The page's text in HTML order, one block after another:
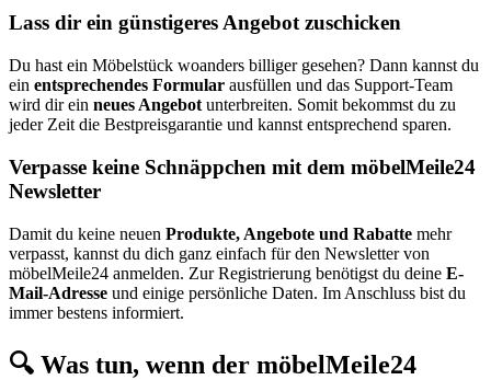
Lass dir ein günstigeres Angebot zuschicken
Du hast ein Möbelstück woanders billiger gesehen? Dann kannst du
ein entsprechendes Formular ausfüllen und das Support-Team
wird dir ein neues Angebot unterbreiten. Somit bekommst du zu
jeder Zeit die Bestpreisgarantie und kannst entsprechend sparen.
Verpasse keine Schnäppchen mit dem möbelMeile24
Newsletter
Damit du keine neuen Produkte, Angebote und Rabatte mehr
verpasst, kannst du dich ganz einfach für den Newsletter von
möbelMeile24 anmelden. Zur Registrierung benötigst du deine E-
Mail-Adresse und einige persönliche Daten. Im Anschluss bist du
immer bestens informiert.
🔍 Was tun, wenn der möbelMeile24